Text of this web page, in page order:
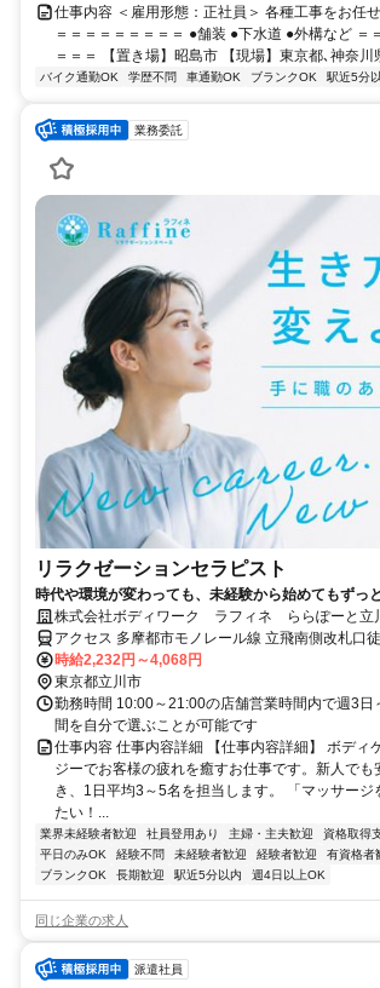
仕事内容 ＜雇用形態：正社員＞ 各種工事をお任
＝＝＝＝＝＝＝＝＝ ●舗装 ●下水道 ●外構など ＝
＝＝＝ 【置き場】昭島市 【現場】東京都､神奈川
バイク通勤OK 学歴不問 車通勤OK ブランクOK 駅近5分
業務委託
リラクゼーションセラピスト
時代や環境が変わっても、未経験から始めてもずっ
の仕事。手に職を身につけて、生き方を変えよう。
株式会社ボディワーク ラフィネ ららぽーと立
アクセス 多摩都市モノレール線 立飛南側改札口
モノレール線 高松（東京都）徒歩約8分、多摩都
育館徒歩約10分 最寄駅：立飛駅
時給2,232円～4,068円
東京都立川市
勤務時間 10:00～21:00の店舗営業時間内で週3
間を自分で選ぶことが可能です
仕事内容 仕事内容詳細 【仕事内容詳細】 ボディ
ジーでお客様の疲れを癒すお仕事です。新人でも
き、1日平均3～5名を担当します。 「マッサージ
たい！...
業界未経験者歓迎 社員登用あり 主婦・主夫歓迎 資格取得
平日のみOK
経験不問 未経験者歓迎 経験者歓迎 有資格者
ブランクOK
長期歓迎 駅近5分以内 週4日以上OK
同じ企業の求人
派遣社員